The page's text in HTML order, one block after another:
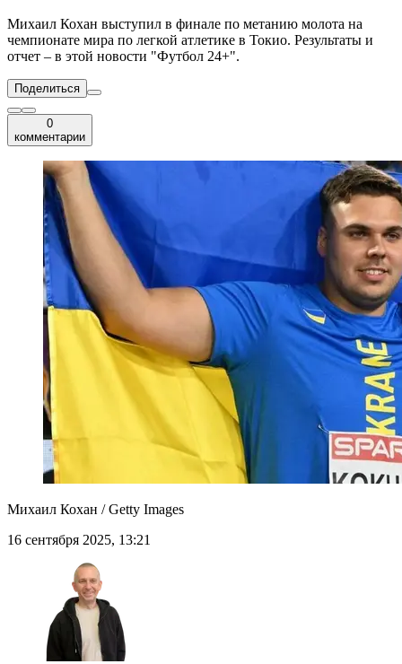
Михаил Кохан выступил в финале по метанию молота на
чемпионате мира по легкой атлетике в Токио. Результаты и
отчет – в этой новости "Футбол 24+".
Поделиться
0
комментарии
Михаил Кохан / Getty Images
16 сентября 2025, 13:21